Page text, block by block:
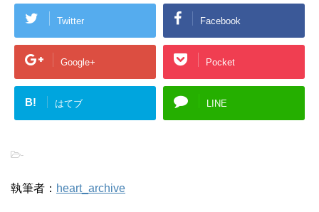
Twitter Facebook
Google+ Pocket
B! はてブ LINE
-
執筆者： heart_archive